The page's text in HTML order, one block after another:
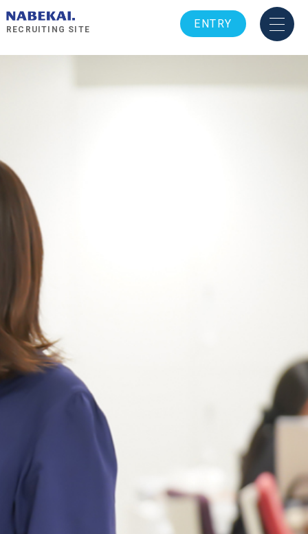
RECRUITING SITE ENTRY